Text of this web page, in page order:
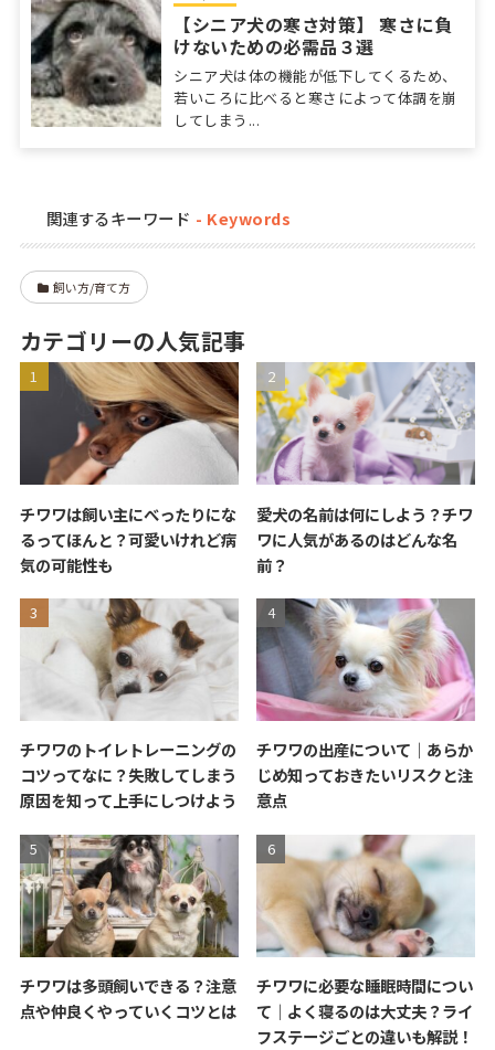
【シニア犬の寒さ対策】 寒さに負
けないための必需品３選
シニア犬は体の機能が低下してくるため、
若いころに比べると寒さによって体調を崩
してしまう...
関連するキーワード
飼い方/育て方
カテゴリーの人気記事
チワワは飼い主にべったりにな
るってほんと？可愛いけれど病
気の可能性も
愛犬の名前は何にしよう？チワ
ワに人気があるのはどんな名
前？
チワワのトイレトレーニングの
コツってなに？失敗してしまう
原因を知って上手にしつけよう
チワワの出産について｜あらか
じめ知っておきたいリスクと注
意点
チワワは多頭飼いできる？注意
点や仲良くやっていくコツとは
チワワに必要な睡眠時間につい
て｜よく寝るのは大丈夫？ライ
フステージごとの違いも解説！